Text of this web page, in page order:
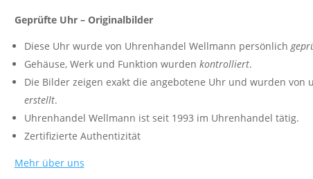
Geprüfte Uhr – Originalbilder
Diese Uhr wurde von Uhrenhandel Wellmann persönlich
Gehäuse, Werk und Funktion wurden kontrolliert.
Die Bilder zeigen exakt die angebotene Uhr und wurden von
erstellt.
Uhrenhandel Wellmann ist seit 1993 im Uhrenhandel tätig.
Zertifizierte Authentizität
Mehr über uns